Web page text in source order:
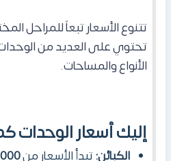
تتنوع الأسعار تبعاً للمراحل
تحتوي على العديد من
الأنواع والمساحات.
إليك أسعار الوحدات
الكبائن:تبدأ الأسعار من